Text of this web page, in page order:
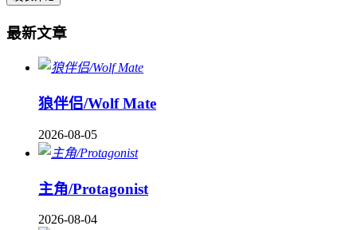
最新文章
狼伴侣/Wolf Mate
2026-08-05
主角/Protagonist
2026-08-04